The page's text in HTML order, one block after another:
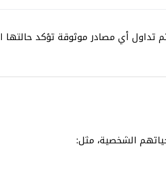
أي مصادر موثوقة تؤكد حالتها
الشخصية، مثل: